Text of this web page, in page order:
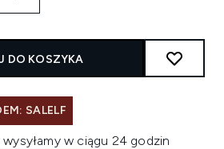
DO KOSZYKA
SALELF
w ciągu 24 godzin